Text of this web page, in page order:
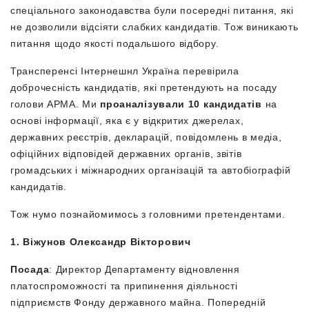
спеціальногозаконодавства були посередні питання, які
не дозволили відсіятислабких кандидатів . Тож виникають
питання щодо якості подальшого відбору.
Трансперенсі Інтернешнл Україна перевірила
доброчесність кандидатів, які претендують на посаду
голови АРМА. Ми проаналізували 10 кандидатів на
основі інформації, яка є у відкритих джерелах,
державних реєстрів, декларацій, повідомлень в медіа,
офіційних відповідей державних органів, звітів
громадських і міжнародних організацій та автобіографій
кандидатів.
Тож нумо познайомимось з головними претендентами.
1. Віжунов Олександр Вікторович
Посада: Директор Департаменту відновлення
платоспроможності та припинення діяльності
підприємств Фонду державного майна. Попередній